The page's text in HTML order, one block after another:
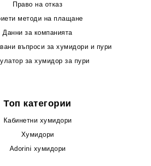
Право на отказ
методи на плащане
Данни за компанията
въпроси за хумидори и пури
за хумидор за пури
Топ категории
Кабинетни хумидори
Хумидори
Adorini хумидори